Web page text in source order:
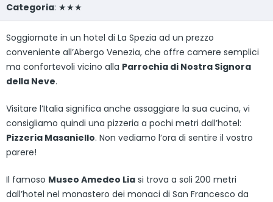
Categoria: ★★★
Soggiornate in un hotel di La Spezia ad un prezzo
conveniente all’Abergo Venezia, che offre camere semplici
ma confortevoli vicino alla Parrochia di Nostra Signora
della Neve.
Visitare l’Italia significa anche assaggiare la sua cucina, vi
consigliamo quindi una pizzeria a pochi metri dall’hotel:
Pizzeria Masaniello. Non vediamo l’ora di sentire il vostro
parere!
Il famoso Museo Amedeo Lia si trova a soli 200 metri
dall’hotel nel monastero dei monaci di San Francesco da